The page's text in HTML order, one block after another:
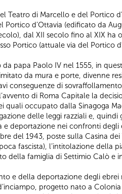
Teatro di Marcello e del Portico
d’Ottavia (edificato da
dal XII secolo fino al XIX
Portico (attuale via del Portico
papa Paolo IV nel 1555, in
da mura e porte, divenne
conseguenze di
di Roma Capitale la
quali occupato dalla Sinagoga
delle leggi razziali e,
e deportazione nei confronti
del 1943, poste sulla Casina
fascista), l’intitolazione della
della famiglia di Settimio Calò e
e della deportazione degli
progetto nato a